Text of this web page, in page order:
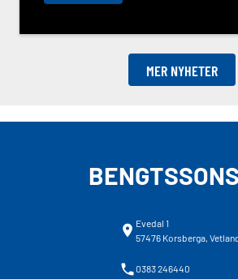
MER NYHETER
Evedal 1
57476 Korsberga,
0383 246440